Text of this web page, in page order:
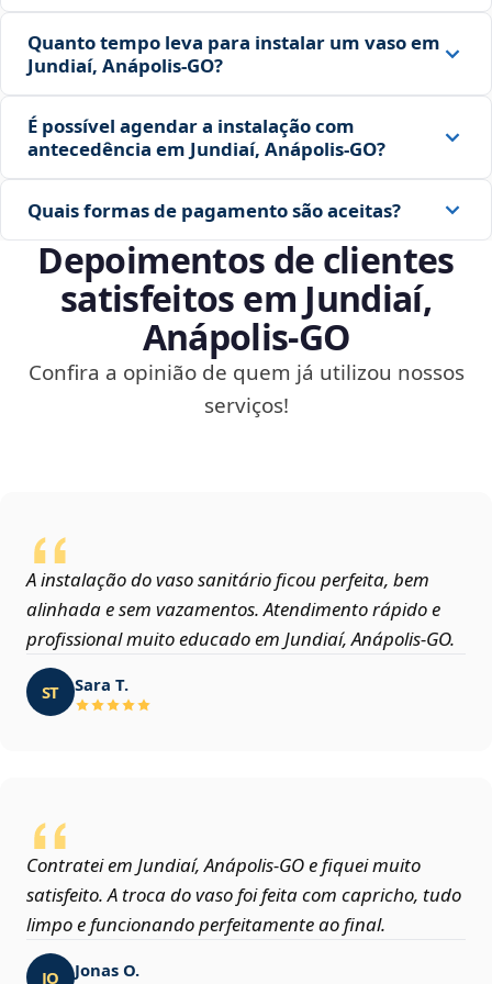
Quanto tempo leva para instalar um vaso em
Jundiaí, Anápolis‑GO?
É possível agendar a instalação com
antecedência em Jundiaí, Anápolis‑GO?
Quais formas de pagamento são aceitas?
Depoimentos de clientes
satisfeitos em Jundiaí,
Anápolis‑GO
Confira a opinião de quem já utilizou nossos
serviços!
A instalação do vaso sanitário ficou perfeita, bem
alinhada e sem vazamentos. Atendimento rápido e
profissional muito educado em Jundiaí, Anápolis‑GO.
ST Sara T.
Contratei em Jundiaí, Anápolis‑GO e fiquei muito
satisfeito. A troca do vaso foi feita com capricho, tudo
limpo e funcionando perfeitamente ao final.
JO Jonas O.